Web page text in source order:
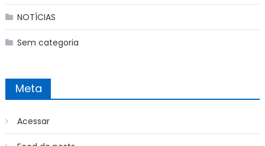
NOTÍCIAS
Sem categoria
Meta
Acessar